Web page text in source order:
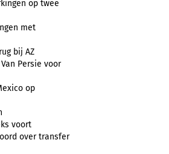
op twee
met
bij AZ
Persie voor
op
voort
over transfer